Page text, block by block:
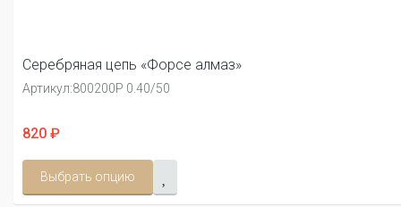
Серебряная цепь «Форсе алмаз»
Артикул:800200Р 0.40/50
820 ₽
Выбрать опцию